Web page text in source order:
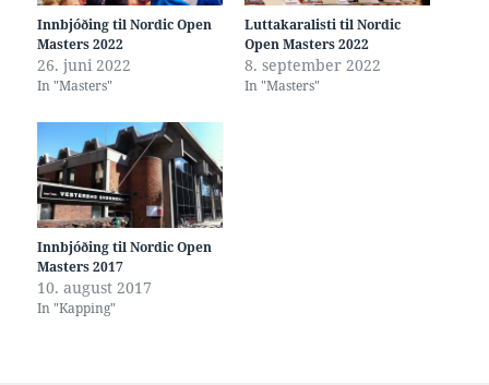
Innbjóðing til Nordic Open
Masters 2022
26. juni 2022
In "Masters"
Luttakaralisti til Nordic
Open Masters 2022
8. september 2022
In "Masters"
Innbjóðing til Nordic Open
Masters 2017
10. august 2017
In "Kapping"